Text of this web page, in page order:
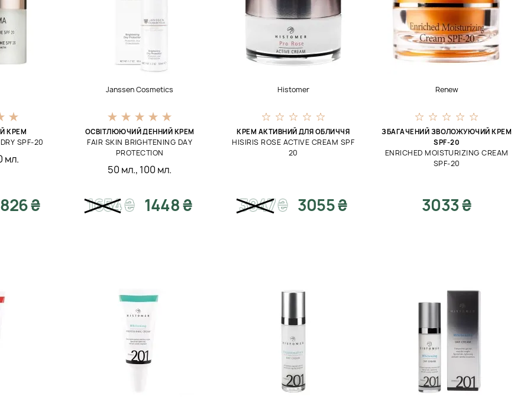
КРЕМ
SPF-20
мл.
₴
Janssen Cosmetics
ОСВІТЛЮЮЧИЙ ДЕННИЙ КРЕМ
FAIR SKIN BRIGHTENING DAY
PROTECTION
50 мл., 100 мл.
1654₴ 1448 ₴
Histomer
КРЕМ АКТИВНИЙ ДЛЯ ОБЛИЧЧЯ
HISIRIS ROSE ACTIVE CREAM SPF
20
3947₴ 3055 ₴
Renew
ЗБАГАЧЕНИЙ ЗВОЛОЖУЮЧИЙ КРЕМ
SPF-20
ENRICHED MOISTURIZING CREAM
SPF-20
3033 ₴